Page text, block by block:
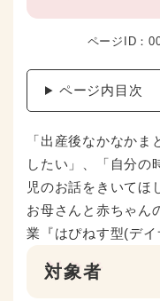
ページID：
ページ内目次
「出産後なかなか
したい」、「自分の
児のお話をきいてほ
お母さんと赤ちゃん
業『はぴねす型(デイ
対象者